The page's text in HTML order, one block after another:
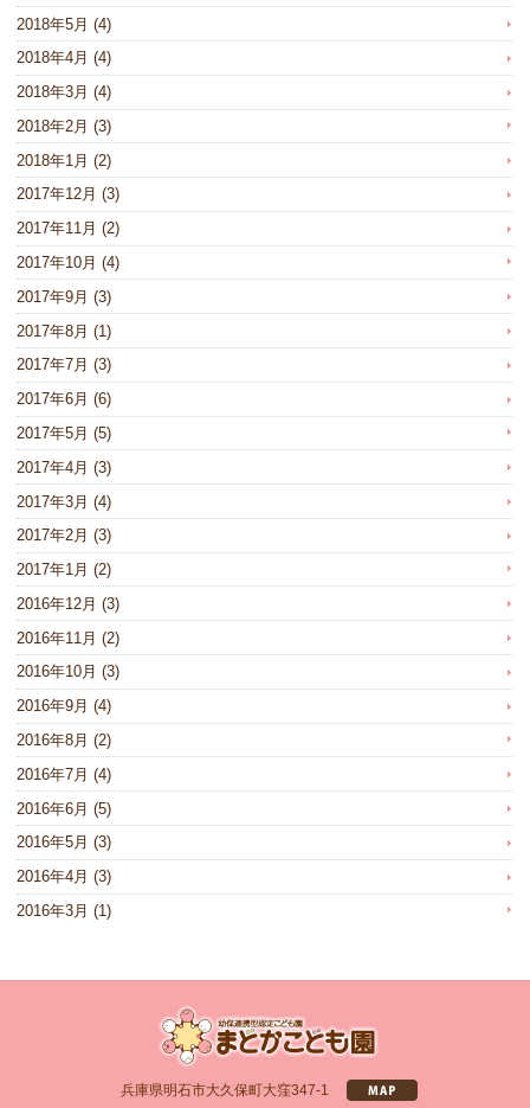
2018年5月 (4)
2018年4月 (4)
2018年3月 (4)
2018年2月 (3)
2018年1月 (2)
2017年12月 (3)
2017年11月 (2)
2017年10月 (4)
2017年9月 (3)
2017年8月 (1)
2017年7月 (3)
2017年6月 (6)
2017年5月 (5)
2017年4月 (3)
2017年3月 (4)
2017年2月 (3)
2017年1月 (2)
2016年12月 (3)
2016年11月 (2)
2016年10月 (3)
2016年9月 (4)
2016年8月 (2)
2016年7月 (4)
2016年6月 (5)
2016年5月 (3)
2016年4月 (3)
2016年3月 (1)
兵庫県明石市大久保町大窪347-1